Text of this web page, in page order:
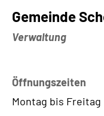
Gemeinde
Verwaltung
Öffnungszeiten
Montag bis Freitag